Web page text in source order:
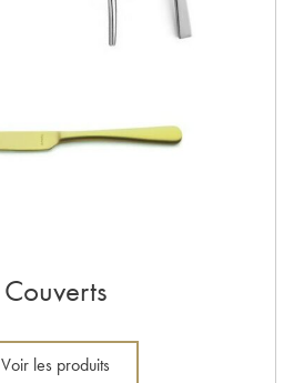
Couverts
Voir les produits